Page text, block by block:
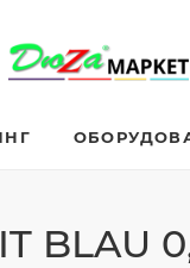
BLAU